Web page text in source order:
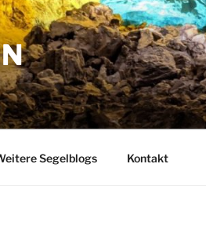
Segelblogs Kontakt